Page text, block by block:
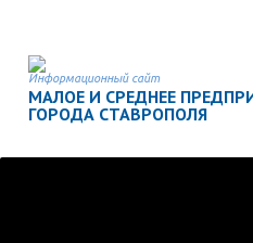
Информационный сайт
МАЛОЕ И СРЕДНЕЕ
ГОРОДА СТАВРОПОЛЯ